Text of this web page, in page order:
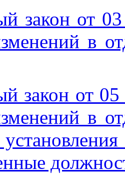
закон от
в
закон от
в